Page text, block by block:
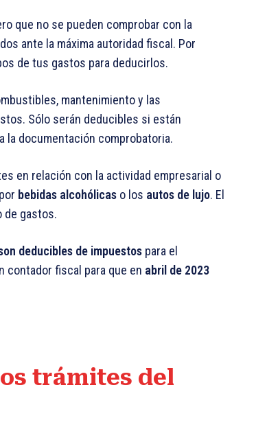
que no se pueden comprobar con la
ante la máxima autoridad fiscal. Por
de tus gastos para deducirlos.
mantenimiento y las
Sólo serán deducibles si están
la documentación comprobatoria.
en relación con la actividad empresarial o
bebidas alcohólicas o los autos de lujo. El
de gastos.
deducibles de impuestos para el
contador fiscal para que en abril de 2023
trámites del